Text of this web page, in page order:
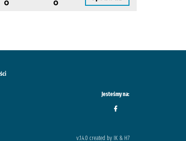
0 0
Jesteśmy na:
v.1.4.0 created by IK & H7